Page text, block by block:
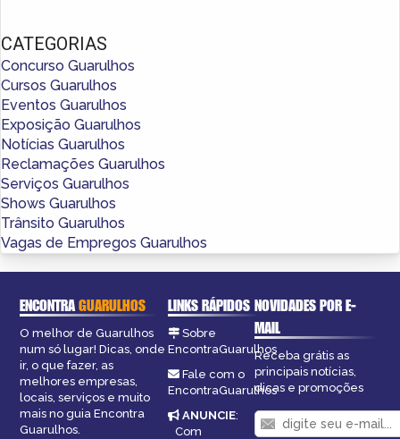
CATEGORIAS
Concurso Guarulhos
Cursos Guarulhos
Eventos Guarulhos
Exposição Guarulhos
Notícias Guarulhos
Reclamações Guarulhos
Serviços Guarulhos
Shows Guarulhos
Trânsito Guarulhos
Vagas de Empregos Guarulhos
ENCONTRAGUARULHOS
O melhor de Guarulhos
num só lugar! Dicas, onde
ir, o que fazer, as
melhores empresas,
locais, serviços e muito
mais no guia Encontra
Guarulhos.
LINKS RÁPIDOS
Sobre
EncontraGuarulhos
Fale com o
EncontraGuarulhos
ANUNCIE:
Com
NOVIDADES POR E-
MAIL
Receba grátis as
principais notícias,
dicas e promoções